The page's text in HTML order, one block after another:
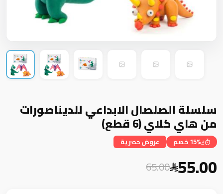
سلسلة الصلصال الابداعي للديناصورات
من هاي كلاي (6 قطع)
15% خصم عروض حصرية
55.00
65.00